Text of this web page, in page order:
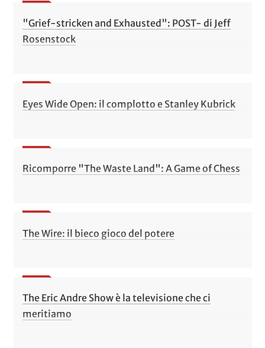
"Grief-stricken and Exhausted": POST- di Jeff
Rosenstock
Eyes Wide Open: il complotto e Stanley Kubrick
Ricomporre "The Waste Land": A Game of Chess
The Wire: il bieco gioco del potere
The Eric Andre Show è la televisione che ci
meritiamo